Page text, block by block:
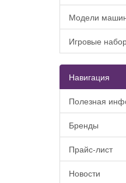
Модели
Игровые
Навигация
Полезная
Бренды
Прайс-лист
Новости